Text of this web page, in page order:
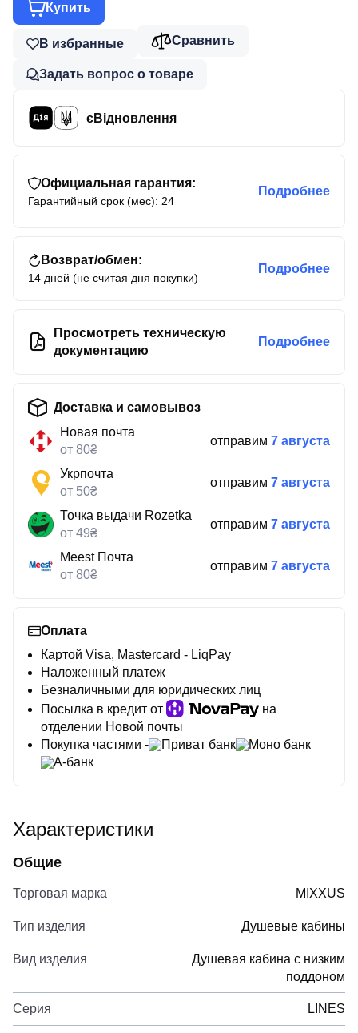
Купить
В избранные Сравнить
Задать вопрос о товаре
єВідновлення
Официальная гарантия:
Гарантийный срок (мес): 24
Подробнее
Возврат/обмен:
14 дней (не считая дня покупки)
Подробнее
Просмотреть техническую
документацию
Подробнее
Доставка и самовывоз
Новая почта
от 80₴
отправим 7 августа
Укрпочта
от 50₴
отправим 7 августа
Точка выдачи Rozetka
от 49₴
отправим 7 августа
Meest Почта
от 80₴
отправим 7 августа
Оплата
Картой Visa, Mastercard - LiqPay
Наложенный платеж
Безналичными для юридических лиц
Посылка в кредит от
на
отделении Новой почты
Покупка частями -
Приват банк
Моно банк
А-банк
Характеристики
Общие
Торговая марка MIXXUS
Тип изделия Душевые кабины
Вид изделия
Душевая кабина с низким
поддоном
Серия LINES